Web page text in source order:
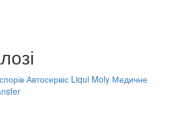
Автосервіс Liqui Moly Медичне